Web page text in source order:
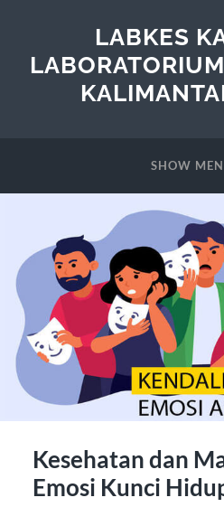
LABKES
SHOW
Kesehatan dan
Emosi Kunci